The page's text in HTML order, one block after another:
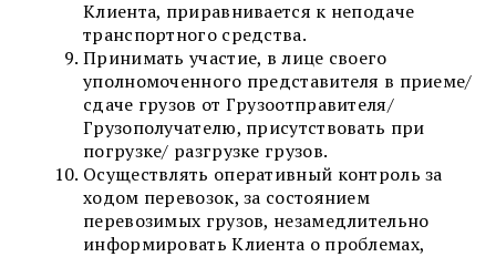
Клиента, приравнивается к неподаче
транспортного средства.
Принимать участие, в лице своего
уполномоченного представителя в приеме/
сдаче грузов от Грузоотправителя/
Грузополучателю, присутствовать при
погрузке/ разгрузке грузов.
Осуществлять оперативный контроль за
ходом перевозок, за состоянием
перевозимых грузов, незамедлительно
информировать Клиента о проблемах,